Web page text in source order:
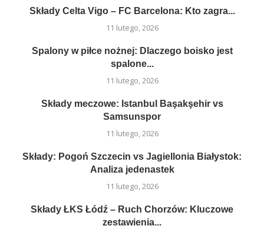
Składy Celta Vigo – FC Barcelona: Kto zagra...
11 lutego, 2026
Spalony w piłce nożnej: Dlaczego boisko jest
spalone...
11 lutego, 2026
Składy meczowe: Istanbul Başakşehir vs
Samsunspor
11 lutego, 2026
Składy: Pogoń Szczecin vs Jagiellonia Białystok:
Analiza jedenastek
11 lutego, 2026
Składy ŁKS Łódź – Ruch Chorzów: Kluczowe
zestawienia...